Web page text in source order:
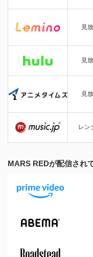
見
見
見
レン
MARS REDが配信され